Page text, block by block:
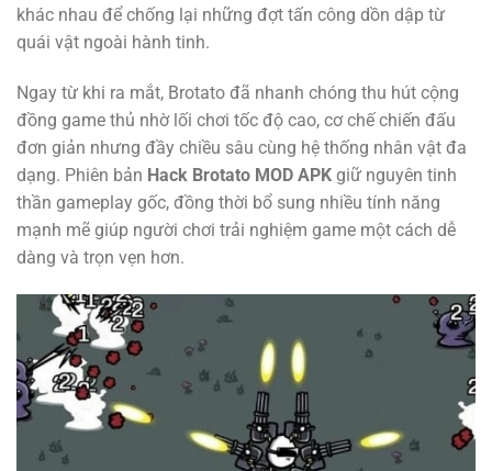
khác nhau để chống lại những đợt tấn công dồn dập từ
quái vật ngoài hành tinh.
Ngay từ khi ra mắt, Brotato đã nhanh chóng thu hút cộng
đồng game thủ nhờ lối chơi tốc độ cao, cơ chế chiến đấu
đơn giản nhưng đầy chiều sâu cùng hệ thống nhân vật đa
dạng. Phiên bản Hack Brotato MOD APK giữ nguyên tinh
thần gameplay gốc, đồng thời bổ sung nhiều tính năng
mạnh mẽ giúp người chơi trải nghiệm game một cách dễ
dàng và trọn vẹn hơn.